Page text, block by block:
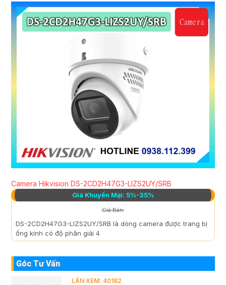
Camera Hikvision DS-2CD2H47G3-LIZS2UY/SRB
Giá Khuyến Mại: 5%-35%
Giá Bán:
DS-2CD2H47G3-LIZS2UY/SRB là dòng camera được trang bị
ống kính có độ phân giải 4
Góc Tư Vấn
LẦN XEM: 40182